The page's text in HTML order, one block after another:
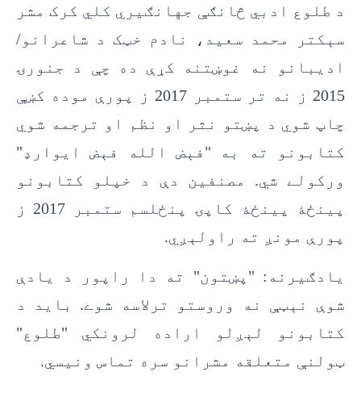
د طلوع ادبي څانګې جهانګيري کلي کرک مشر
سېکتر محمد سعيد، نادم خټک د شاعرانو/
اديبانو نه غوښتنه کړې ده چې د جنورۍ
2015 ز نه تر ستمبر 2017 ز پورې موده کښې
چاپ شوي د پښتو نثر او نظم او ترجمه شوي
کتابونو ته به "فېض الله فېض ايوارډ"
ورکولے شي. مصنفين دې د خپلو کتابونو
پينځۀ پينځۀ کاپۍ پنځلسم ستمبر 2017 ز
پورې مونږ ته راولېږي.
یادګیرنه: "پښتون" ته دا راپور د یادې
شوې نېټې نه وروستو ترلاسه شوے. باید د
کتابونو لېږلو اراده لرونکي "طلوع"
ټولنې متعلقه مشرانو سره تماس ونیسي.